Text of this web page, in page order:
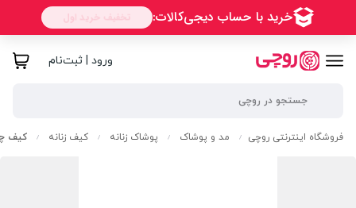
ورود | ثبت‌نام
فروشگاه اینترنتی روچی / مد و پوشاک / پوشاک زنانه / کیف زنانه / کیف